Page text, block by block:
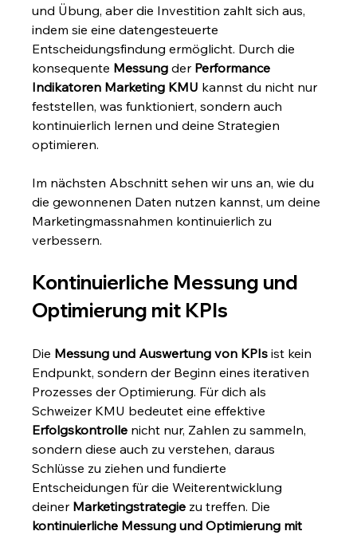
und Übung, aber die Investition zahlt sich aus,
indem sie eine datengesteuerte
Entscheidungsfindung ermöglicht. Durch die
konsequente Messung der Performance
Indikatoren Marketing KMU kannst du nicht nur
feststellen, was funktioniert, sondern auch
kontinuierlich lernen und deine Strategien
optimieren.
Im nächsten Abschnitt sehen wir uns an, wie du
die gewonnenen Daten nutzen kannst, um deine
Marketingmassnahmen kontinuierlich zu
verbessern.
Kontinuierliche Messung und
Optimierung mit KPIs
Die Messung und Auswertung von KPIs ist kein
Endpunkt, sondern der Beginn eines iterativen
Prozesses der Optimierung. Für dich als
Schweizer KMU bedeutet eine effektive
Erfolgskontrolle nicht nur, Zahlen zu sammeln,
sondern diese auch zu verstehen, daraus
Schlüsse zu ziehen und fundierte
Entscheidungen für die Weiterentwicklung
deiner Marketingstrategie zu treffen. Die
kontinuierliche Messung und Optimierung mit